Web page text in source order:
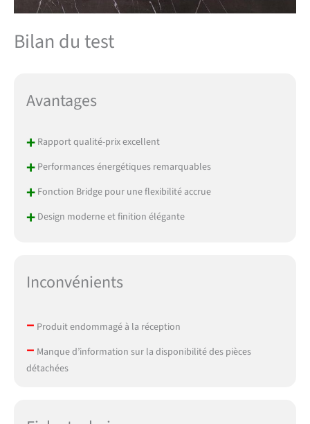
Bilan du test
Avantages
+Rapport qualité-prix excellent
+Performances énergétiques remarquables
+Fonction Bridge pour une flexibilité accrue
+Design moderne et finition élégante
Inconvénients
– Produit endommagé à la réception
– Manque d’information sur la disponibilité des pièces
détachées